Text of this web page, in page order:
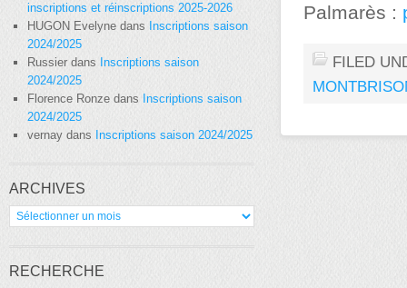
Palmarès :
FILED
inscriptions et réinscriptions 2025-2026
HUGON Evelyne dans Inscriptions saison
2024/2025
Russierdans Inscriptions saison
2024/2025
Florence Ronze dans Inscriptions saison
2024/2025
vernay dans Inscriptions saison 2024/2025
ARCHIVES
Archives
RECHERCHE